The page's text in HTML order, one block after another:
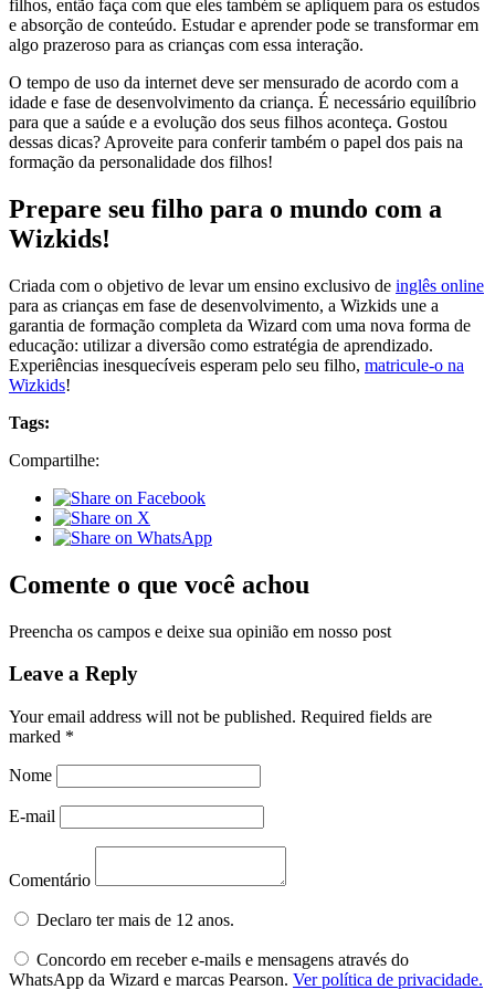
filhos, então faça com que eles também se apliquem para os estudos
e absorção de conteúdo. Estudar e aprender pode se transformar em
algo prazeroso para as crianças com essa interação.
O tempo de uso da internet deve ser mensurado de acordo com a
idade e fase de desenvolvimento da criança. É necessário equilíbrio
para que a saúde e a evolução dos seus filhos aconteça. Gostou
dessas dicas? Aproveite para conferir também o papel dos pais na
formação da personalidade dos filhos!
Prepare seu filho para o mundo com a
Wizkids!
Criada com o objetivo de levar um ensino exclusivo de inglês online
para as crianças em fase de desenvolvimento, a Wizkids une a
garantia de formação completa da Wizard com uma nova forma de
educação: utilizar a diversão como estratégia de aprendizado.
Experiências inesquecíveis esperam pelo seu filho, matricule-o na
Wizkids!
Tags:
Compartilhe:
Comente o que você achou
Preencha os campos e deixe sua opinião em nosso post
Leave a Reply
Your email address will not be published. Required fields are
marked *
Nome
E-mail
Comentário
Declaro ter mais de 12 anos.
Concordo em receber e-mails e mensagens através do
WhatsApp da Wizard e marcas Pearson. Ver política de privacidade.